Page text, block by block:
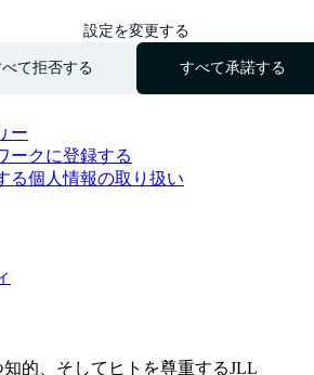
ー
ークに登録する
る個人情報の取り扱い
的、そしてヒトを尊重するJLL
設定を変更する
て拒否する
すべて承諾する